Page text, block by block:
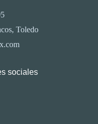
Toledo
sociales